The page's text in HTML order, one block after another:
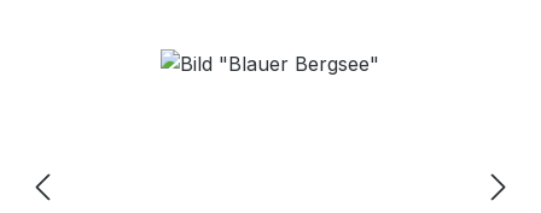
Bildergalerie überspringen